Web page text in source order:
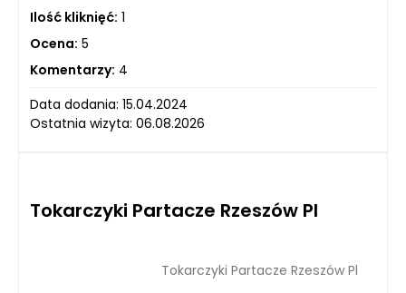
Ilość kliknięć: 1
Ocena: 5
Komentarzy: 4
Data dodania: 15.04.2024
Ostatnia wizyta: 06.08.2026
Tokarczyki Partacze Rzeszów Pl
Tokarczyki Partacze Rzeszów Pl